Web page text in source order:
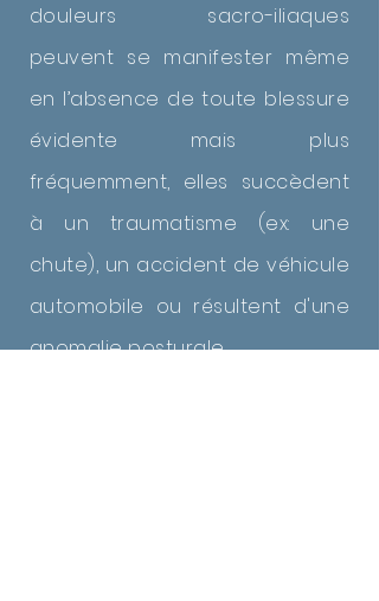
douleurs sacro-iliaques
peuvent se manifester même
en l’absence de toute blessure
évidente mais plus
fréquemment, elles succèdent
à un traumatisme (ex: une
chute), un accident de véhicule
automobile ou résultent d'une
anomalie posturale.